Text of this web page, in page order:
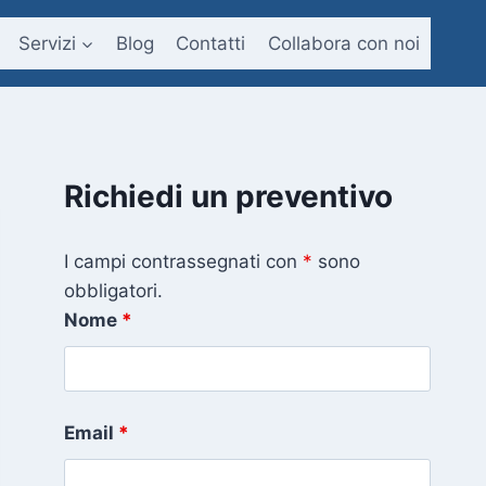
Servizi Blog Contatti Collabora con noi
Richiedi un preventivo
I campi contrassegnati con * sono
obbligatori.
Nome *
Email *